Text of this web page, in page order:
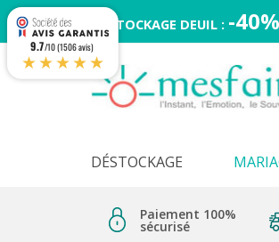
DESTOCKAGE DEUIL : -40%
DÉSTOCKAGE
Paiement 100%
sécurisé
9.7/10 (1506 avis)
★★★★★